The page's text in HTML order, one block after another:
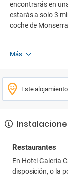
encontrarás en
estarás a solo 3
coche de
Más
Este
Restaurantes
En Hotel Galería
disposición, o la